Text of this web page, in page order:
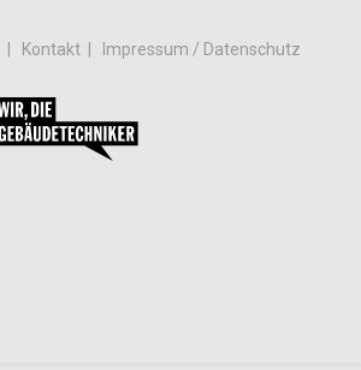
Kontakt Impressum / Datenschutz